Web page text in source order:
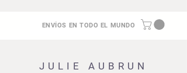
ENVÍOS EN TODO EL MUNDO
JULIE AUBRUN